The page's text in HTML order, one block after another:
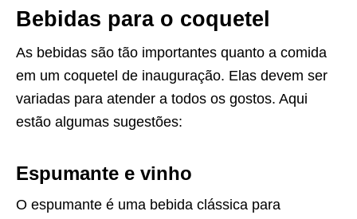
Bebidas para o coquetel
As bebidas são tão importantes quanto a comida
em um coquetel de inauguração. Elas devem ser
variadas para atender a todos os gostos. Aqui
estão algumas sugestões:
Espumante e vinho
O espumante é uma bebida clássica para